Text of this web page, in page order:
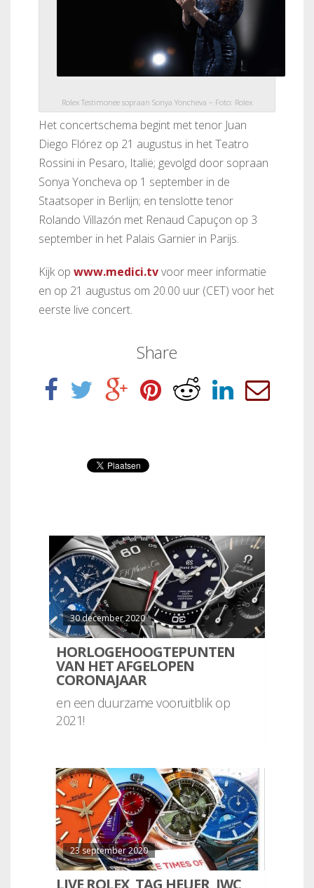
Rolex Testimonee sopraan Sonya Yoncheva – Foto: Rolex
Het concertschema begint met tenor Juan
Diego Flórez op 21 augustus in het Teatro
Rossini in Pesaro, Italië; gevolgd door sopraan
Sonya Yoncheva op 1 september in de
Staatsoper in Berlijn; en tenslotte tenor
Rolando Villazón met Renaud Capuçon op 3
september in het Palais Garnier in Parijs.
Kijk op www.medici.tvvoor meer informatie
en op 21 augustus om 20.00 uur (CET) voor het
eerste live concert.
Share
30 december 2020
HORLOGEHOOGTEPUNTEN
VAN HET AFGELOPEN
CORONAJAAR
en een duurzame vooruitblik op
2021!
23 september 2020